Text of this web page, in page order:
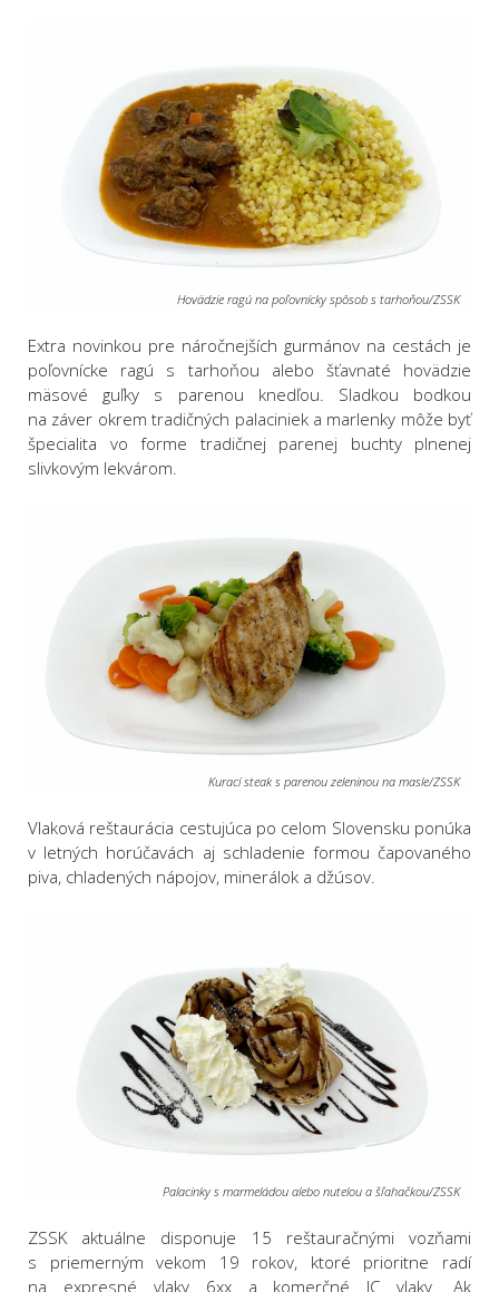
Hovädzie ragú na poľovnícky spôsob s tarhoňou/ZSSK
Extra novinkou pre náročnejších gurmánov na cestách je
poľovnícke ragú s tarhoňou alebo šťavnaté hovädzie
mäsové guľky s parenou knedľou. Sladkou bodkou
na záver okrem tradičných palaciniek a marlenky môže byť
špecialita vo forme tradičnej parenej buchty plnenej
slivkovým lekvárom.
Kurací steak s parenou zeleninou na masle/ZSSK
Vlaková reštaurácia cestujúca po celom Slovensku ponúka
v letných horúčavách aj schladenie formou čapovaného
piva, chladených nápojov, minerálok a džúsov.
Palacinky s marmeládou alebo nutelou a šľahačkou/ZSSK
ZSSK aktuálne disponuje 15 reštauračnými vozňami
s priemerným vekom 19 rokov, ktoré prioritne radí
na expresné vlaky 6xx a komerčné IC vlaky. Ak